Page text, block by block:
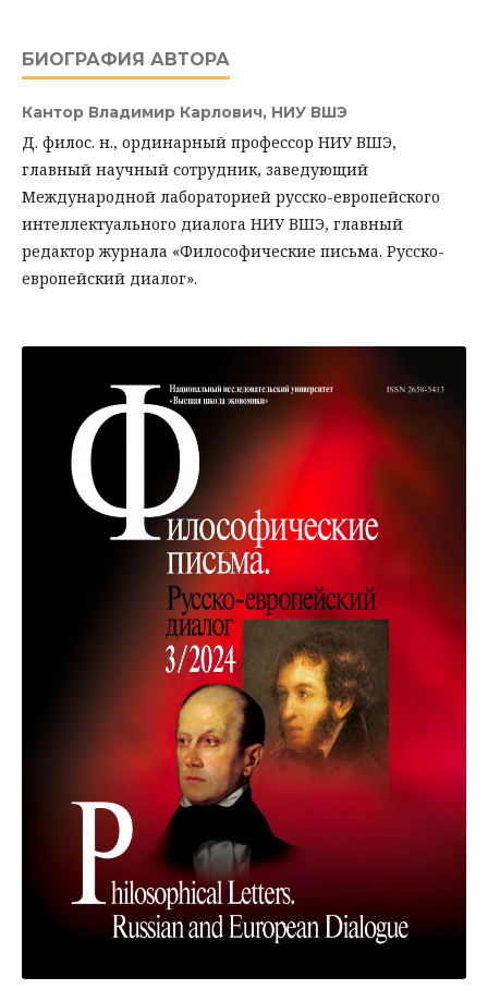
БИОГРАФИЯ АВТОРА
Кантор Владимир Карлович, НИУ ВШЭ
Д. филос. н., ординарный профессор НИУ ВШЭ,
главный научный сотрудник, заведующий
Международной лабораторией русско-европейского
интеллектуального диалога НИУ ВШЭ, главный
редактор журнала «Философические письма. Русско-
европейский диалог».